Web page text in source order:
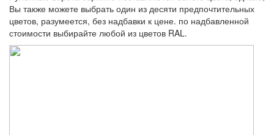
Вы также можете выбрать один из десяти предпочтительных
цветов, разумеется, без надбавки к цене. по надбавленной
стоимости выбирайте любой из цветов RAL.